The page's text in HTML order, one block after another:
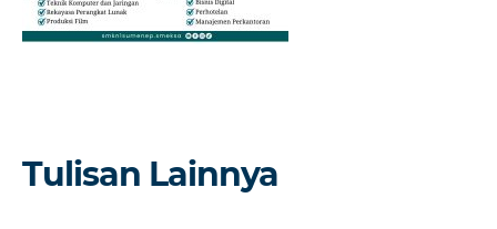
Tulisan Lainnya